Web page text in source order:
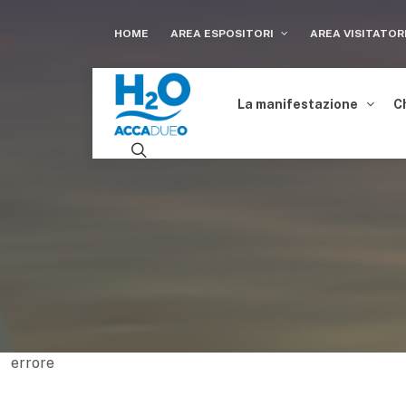
HOME AREA ESPOSITORI AREA
La manifestazione
errore